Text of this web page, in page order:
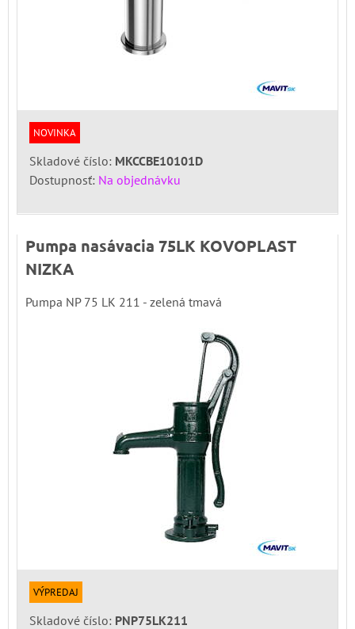
NOVINKA
Skladové číslo: MKCCBE10101D
Dostupnosť: Na objednávku
Pumpa nasávacia 75LK KOVOPLAST
NIZKA
Pumpa NP 75 LK 211 - zelená tmavá
VÝPREDAJ
Skladové číslo: PNP75LK211